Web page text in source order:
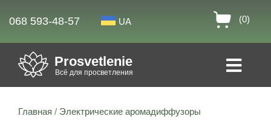
068 593-48-57 UA (0)
Prosvetlenie
Всё для просветления
Главная / Электрические аромадиффузоры